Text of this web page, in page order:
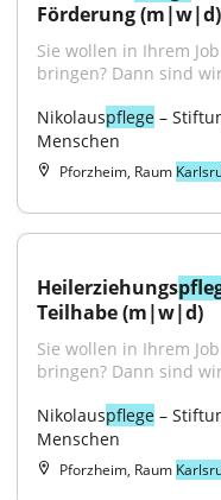
Förderung (m|w|d)
Sie wollen in Ihrem
bringen? Dann sind
Nikolauspflege –
Menschen
Pforzheim, Raum
Heilerziehungs
Teilhabe (m|w|d)
Sie wollen in Ihrem
bringen? Dann sind
Nikolauspflege –
Menschen
Pforzheim, Raum